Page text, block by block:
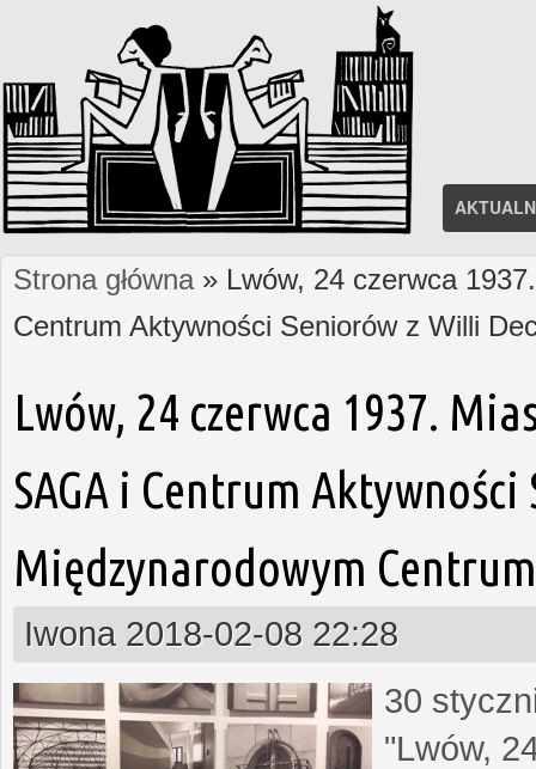
Jesteś tutaj
Strona główna» Lwów, 24 czerwca
Centrum Aktywności Seniorów z Willi
Lwów, 24 czerwca 1937.
SAGA i Centrum
Międzynarodowym
Iwona 2018-02-08 22:28
30
"Lwów,